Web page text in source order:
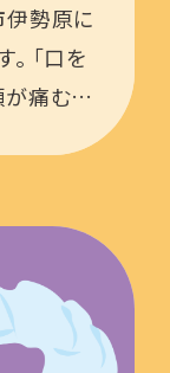
伊勢原に
「口を
が痛む…
んなふ